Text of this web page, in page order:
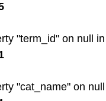
"term_id" on null in
"cat_name" on